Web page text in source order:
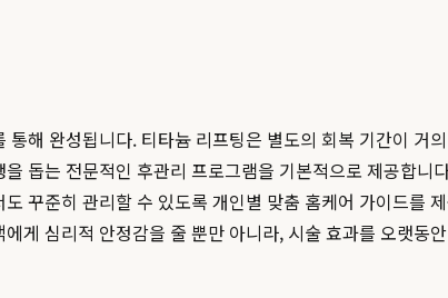
해 완성됩니다. 티타늄 리프팅은 별도의 회복 기간이
돕는 전문적인 후관리 프로그램을 기본적으로 제공합
꾸준히 관리할 수 있도록 개인별 맞춤 홈케어 가이드를
게 심리적 안정감을 줄 뿐만 아니라, 시술 효과를 오랫동